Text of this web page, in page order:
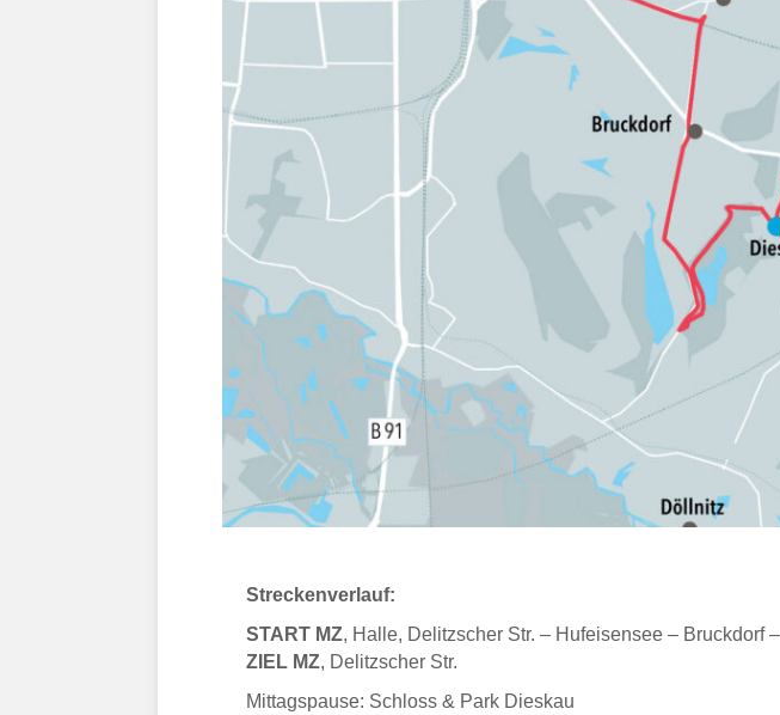
Streckenverlauf:
START MZ, Halle, Delitzscher Str. – Hufeisensee –
ZIEL MZ, Delitzscher Str.
Mittagspause: Schloss & Park Dieskau